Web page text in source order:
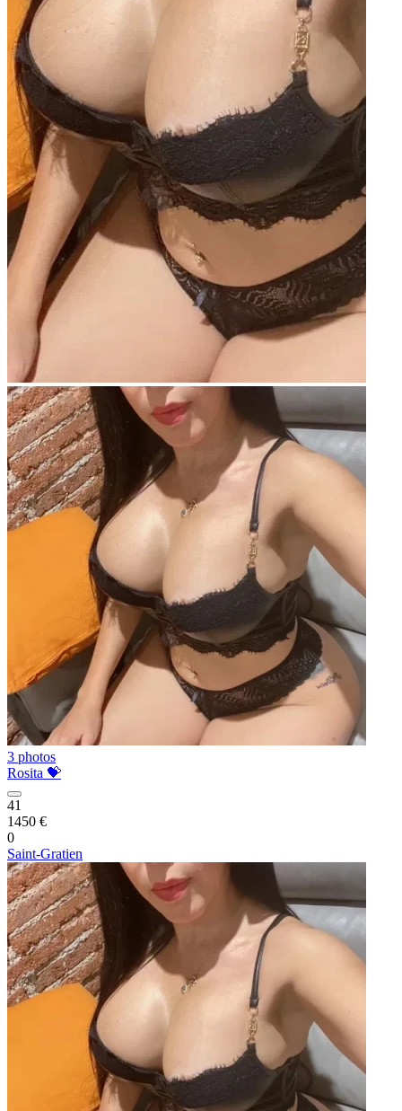
3 photos
Rosita 💝
41
1450 €
0
Saint-Gratien